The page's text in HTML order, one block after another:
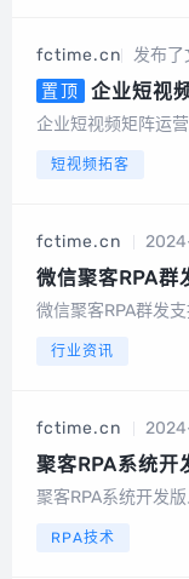
来，高速筛选、精
成本节...
fctime.cn 发布了
置顶
企业短视
细图文介绍，AI
企业短视频矩阵运
积分，1元100积分
务管理图文矩阵管
频...
短视频拓客
fctime.cn
微信聚客RPA群
发，支持带好友
微信聚客RPA群发
行业资讯
fctime.cn
聚客RPA系统开
软件_聚客RPA
聚客RPA系统开发
100%模拟人工独家
RPA技术